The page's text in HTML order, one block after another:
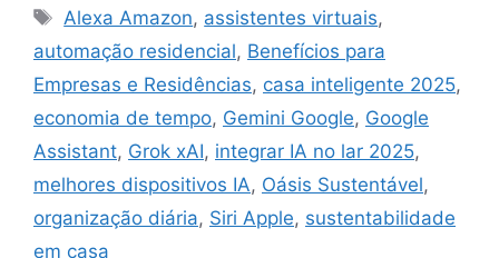
Tags
Alexa Amazon, assistentes virtuais,
automação residencial, Benefícios para
Empresas e Residências, casa inteligente 2025,
economia de tempo, Gemini Google, Google
Assistant, Grok xAI, integrar IA no lar 2025,
melhores dispositivos IA, Oásis Sustentável,
organização diária, Siri Apple, sustentabilidade
em casa